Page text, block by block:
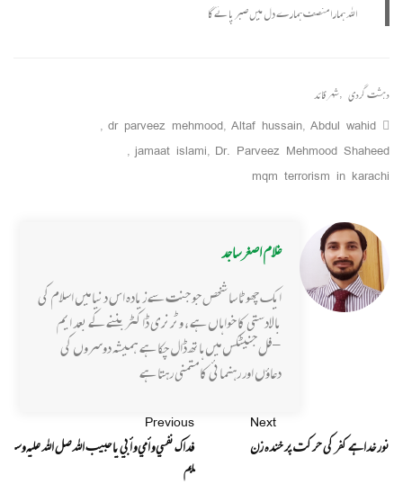
الله ہمارا منصف ہمارے دل میں صبر پائے گا
دہشت گردی ,شہر قائد
Abdul wahid
,
Altaf hussain
,
dr parveez mehmood
,
Dr. Parveez Mehmood Shaheed
,
jamaat islami
,
mqm terrorism in karachi
غلام اصغر ساجد
ایک چھوٹا سا شخص جو جنت سے زیادہ اس دنیا میں اسلام کی
بالادستی کا خواہاں ہے ، وٹرنری ڈاکٹر بننے کے بعد ایم
-فل جنیٹکس میں ہاتھ ڈال چکا ہے ہمیشہ دوسروں کی
دعاؤں اور رہنمائی کا متمنی رہتا ہے
Previous
فداك نفسي و أمي و أبي يا حبيب الله صل الله علیہ وس
لم
Next
نور خدا ہے کفر کی حرکت پر خندہ زن